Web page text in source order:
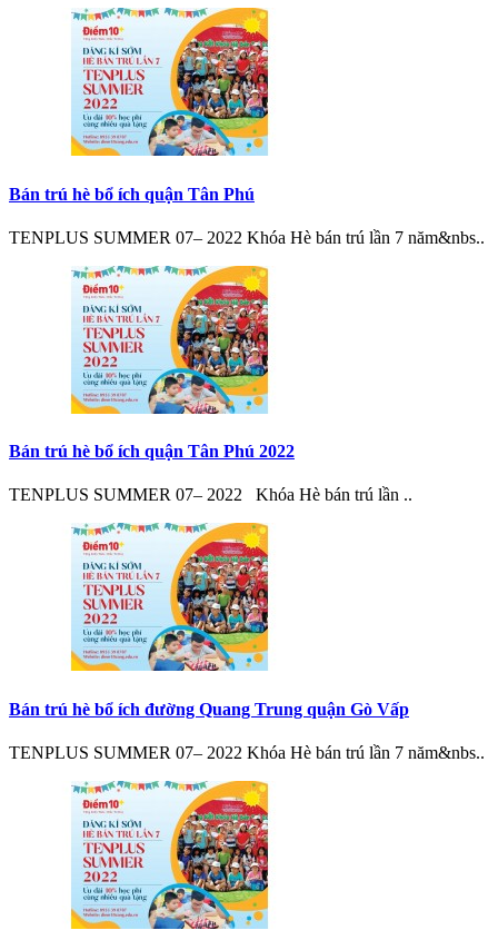
Bán trú hè bổ ích quận Tân Phú
TENPLUS SUMMER 07– 2022 Khóa Hè bán trú lần 7 năm&nbs..
Bán trú hè bổ ích quận Tân Phú 2022
TENPLUS SUMMER 07– 2022 Khóa Hè bán trú lần ..
Bán trú hè bổ ích đường Quang Trung quận Gò Vấp
TENPLUS SUMMER 07– 2022 Khóa Hè bán trú lần 7 năm&nbs..